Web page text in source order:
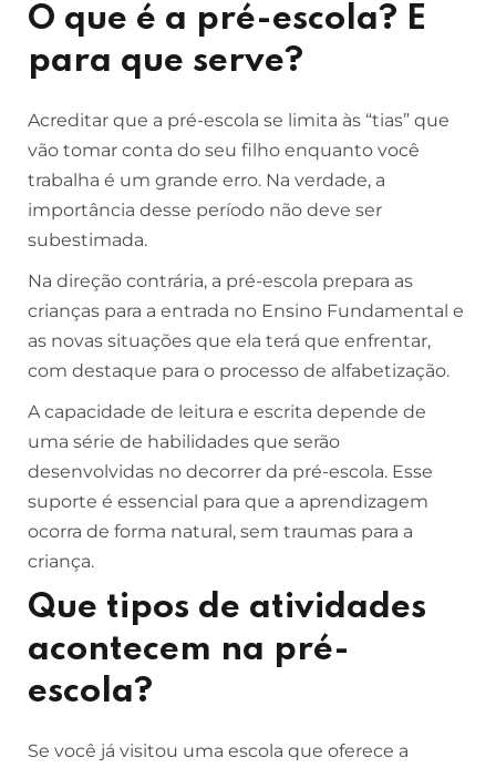
O que é a pré-escola? E
para que serve?
Acreditar que a pré-escola se limita às “tias” que
vão tomar conta do seu filho enquanto você
trabalha é um grande erro. Na verdade, a
importância desse período não deve ser
subestimada.
Na direção contrária, a pré-escola prepara as
crianças para a entrada no Ensino Fundamental e
as novas situações que ela terá que enfrentar,
com destaque para o processo de alfabetização.
A capacidade de leitura e escrita depende de
uma série de habilidades que serão
desenvolvidas no decorrer da pré-escola. Esse
suporte é essencial para que a aprendizagem
ocorra de forma natural, sem traumas para a
criança.
Que tipos de atividades
acontecem na pré-
escola?
Se você já visitou uma escola que oferece a